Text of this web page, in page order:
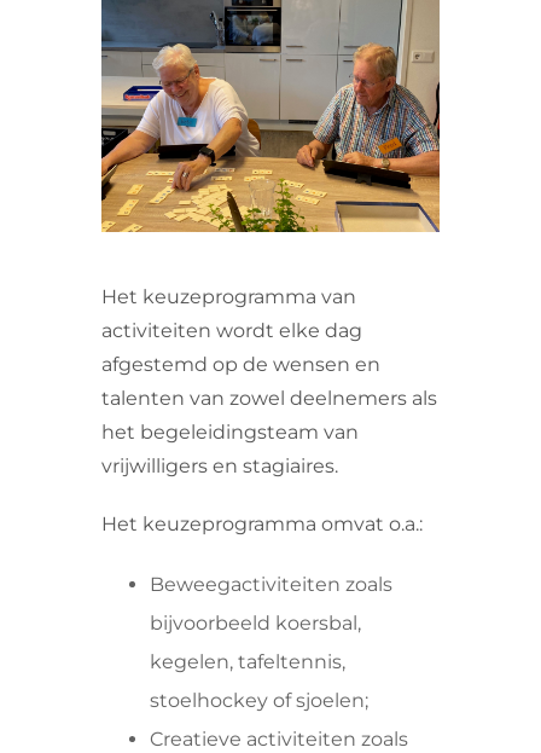
ORGANISATIE
VRIJWILLIGERS & STAGIAIRES
CONTACT
Het keuzeprogramma van
activiteiten wordt elke dag
afgestemd op de wensen en
talenten van zowel deelnemers als
het begeleidingsteam van
vrijwilligers en stagiaires.
Het keuzeprogramma omvat o.a.:
Beweegactiviteiten zoals
bijvoorbeeld koersbal,
kegelen, tafeltennis,
stoelhockey of sjoelen;
Creatieve activiteiten zoals